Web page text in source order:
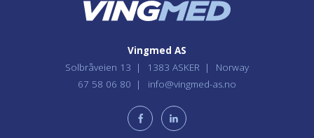
Vingmed AS
Solbråveien 13
1383 ASKER
Norway
67 58 06 80
info@vingmed-as.no